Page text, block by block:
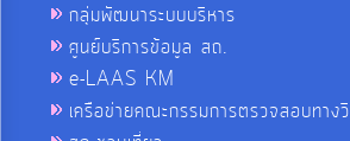
กลุ่มพัฒนาระบบบริหาร
ศูนย์บริการข้อมูล สถ.
e-LAAS KM
เครือข่ายคณะกรรมการตรวจสอบทาง